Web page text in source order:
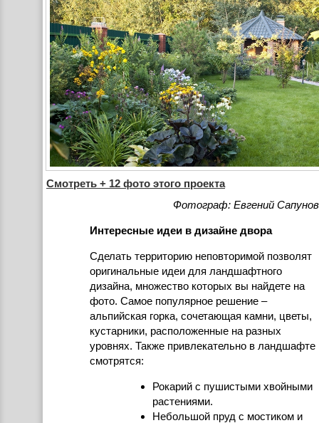
Смотреть + 12 фото этого проекта
Фотограф: Евгений Сапунов
Интересные идеи в дизайне двора
Сделать территорию неповторимой позволят
оригинальные идеи для ландшафтного
дизайна, множество которых вы найдете на
фото. Самое популярное решение –
альпийская горка, сочетающая камни, цветы,
кустарники, расположенные на разных
уровнях. Также привлекательно в ландшафте
смотрятся:
Рокарий с пушистыми хвойными
растениями.
Небольшой пруд с мостиком и